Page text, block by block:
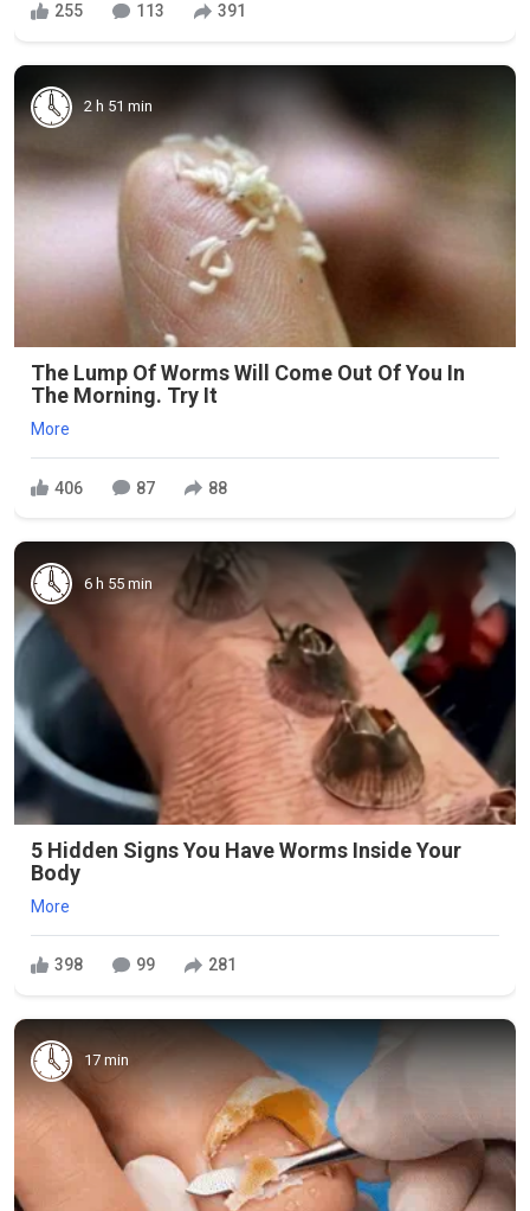
255 113 391
2 h 51 min
The Lump Of Worms Will Come Out Of You In
The Morning. Try It
More
406 87 88
6 h 55 min
5 Hidden Signs You Have Worms Inside Your
Body
More
398 99 281
17 min